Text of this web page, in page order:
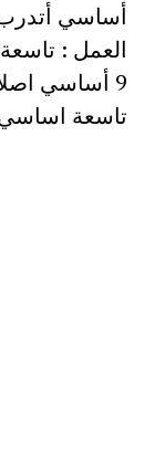
أساسي
العمل :
9 أساسي
تاسعة